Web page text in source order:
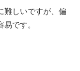
難しいですが、偏
です。